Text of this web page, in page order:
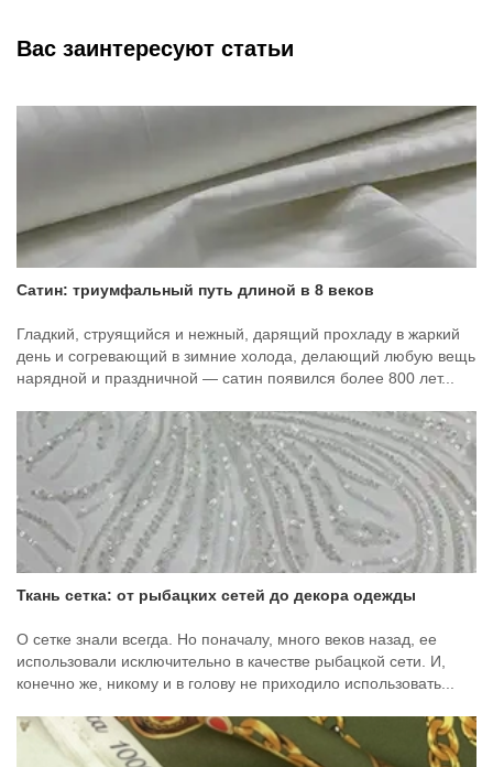
Вас заинтересуют статьи
Сатин: триумфальный путь длиной в 8 веков
Гладкий, струящийся и нежный, дарящий прохладу в жаркий
день и согревающий в зимние холода, делающий любую вещь
нарядной и праздничной — сатин появился более 800 лет...
Ткань сетка: от рыбацких сетей до декора одежды
О сетке знали всегда. Но поначалу, много веков назад, ее
использовали исключительно в качестве рыбацкой сети. И,
конечно же, никому и в голову не приходило использовать...